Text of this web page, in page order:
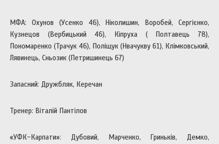
МФА: Охунов (Усенко 46), Ніколишин, Воробей, Сергієнко,
Кузнецов (Вербицький 46), Кіпруха ( Полтавець 78),
Пономаренко (Трачук 46), Поліщук (Нвачукву 61), Клімковський,
Лявинець, Сньозик (Петришинець 67)
Запасний: Дружбляк, Керечан
Тренер: Віталій Пантілов
«УФК-Карпати»: Дубовий, Марченко, Гриньків, Демко,